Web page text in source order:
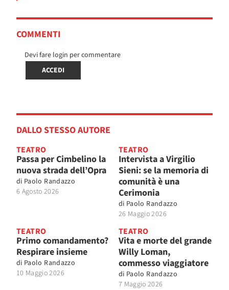
COMMENTI
Devi fare login per commentare
ACCEDI
DALLO STESSO AUTORE
TEATRO
Passa per Cimbelino la
nuova strada dell’Opra
di Paolo Randazzo
6 Agosto 2026
TEATRO
Intervista a Virgilio
Sieni: se la memoria di
comunità è una
Cerimonia
di Paolo Randazzo
26 Maggio 2026
TEATRO
Primo comandamento?
Respirare insieme
di Paolo Randazzo
10 Maggio 2026
TEATRO
Vita e morte del grande
Willy Loman,
commesso viaggiatore
di Paolo Randazzo
7 Maggio 2026